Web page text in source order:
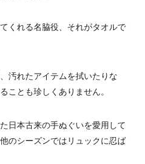
くれる名脇役、それがタオルで
汚れたアイテムを拭いたりな
ことも珍しくありません。
日本古来の手ぬぐいを愛用して
のシーズンではリュックに忍ば